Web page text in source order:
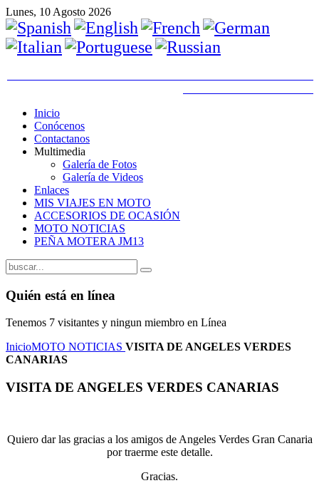
Lunes, 10 Agosto 2026
Inicio
Conócenos
Contactanos
Multimedia
Galería de Fotos
Galería de Videos
Enlaces
MIS VIAJES EN MOTO
ACCESORIOS DE OCASIÓN
MOTO NOTICIAS
PEÑA MOTERA JM13
Quién está en línea
Tenemos 7 visitantes y ningun miembro en Línea
InicioMOTO NOTICIAS VISITA DE ANGELES VERDES
CANARIAS
VISITA DE ANGELES VERDES CANARIAS
Quiero dar las gracias a los amigos de Angeles Verdes Gran Canaria
por traerme este detalle.
Gracias.